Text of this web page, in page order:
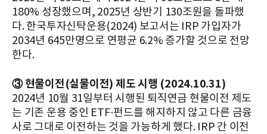
180% 성장했으며, 2025년 상반기 130조원을 돌파했
다. 한국투자신탁운용(2024) 보고서는 IRP 가입자가
2034년 645만명으로 연평균 6.2% 증가할 것으로 전망
한다.
③ 현물이전(실물이전) 제도 시행 (2024.10.31)
2024년 10월 31일부터 시행된 퇴직연금 현물이전 제도
는 기존 운용 중인 ETF·펀드를 해지하지 않고 다른 금융
사로 그대로 이전하는 것을 가능하게 했다. IRP 간 이전